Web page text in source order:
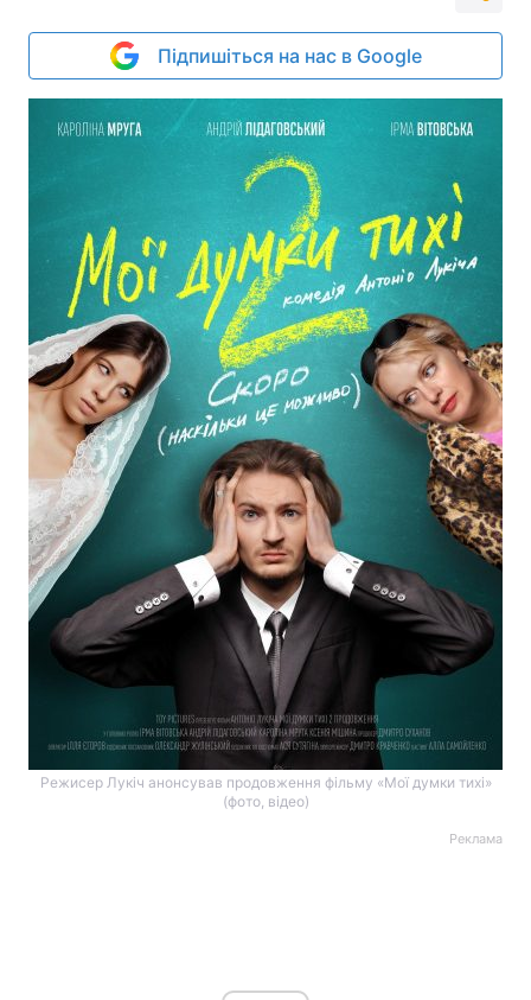
Підпишіться на нас в Google
Режисер Лукіч анонсував продовження фільму «Мої думки тихі»
(фото, відео)
Реклама